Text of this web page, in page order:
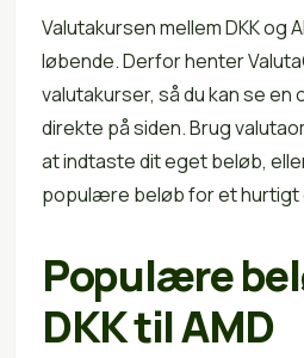
Valutakursen mellem DKK og
løbende. Derfor henter
valutakurser, så du kan se
direkte på siden. Brug
at indtaste dit eget beløb,
populære beløb for et hurtigt
Populære
DKK til AMD